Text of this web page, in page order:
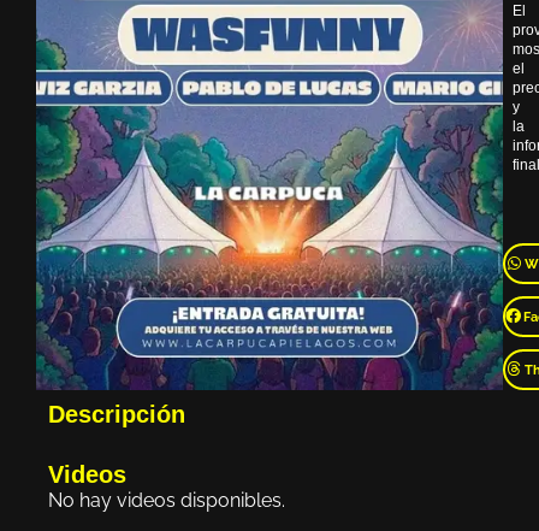
El
el
y
la
Descripción
Videos
No hay videos disponibles.